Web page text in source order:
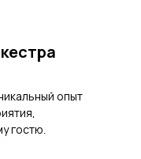
опыт
гостю.